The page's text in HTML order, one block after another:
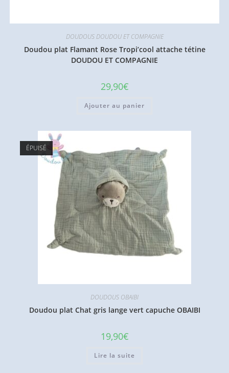
DOUDOUS DOUDOU ET COMPAGNIE
Doudou plat Flamant Rose Tropi’cool attache tétine
DOUDOU ET COMPAGNIE
29,90€
Ajouter au panier
ÉPUISÉ
DOUDOUS OBAIBI
Doudou plat Chat gris lange vert capuche OBAIBI
19,90€
Lire la suite